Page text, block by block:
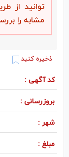
توانید از
مشابه را
ذخیره کنید
کد آگهی :
بروزرسانی :
شهر :
مبلغ :